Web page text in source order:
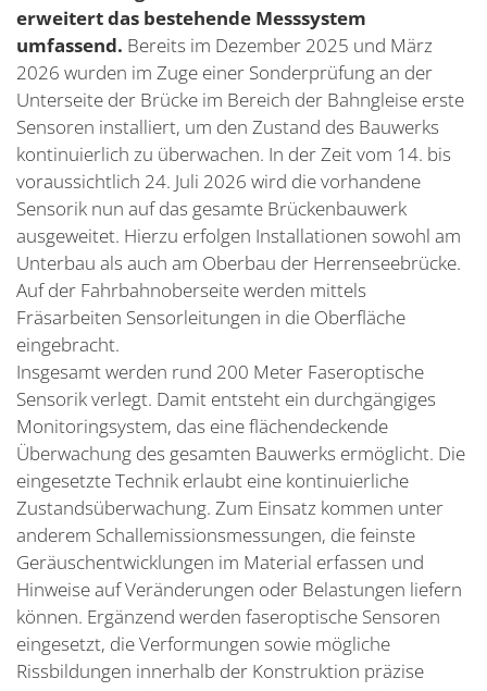
erweitert das bestehende Messsystem
umfassend. Bereits im Dezember 2025 und März
2026 wurden im Zuge einer Sonderprüfung an der
Unterseite der Brücke im Bereich der Bahngleise erste
Sensoren installiert, um den Zustand des Bauwerks
kontinuierlich zu überwachen. In der Zeit vom 14. bis
voraussichtlich 24. Juli 2026 wird die vorhandene
Sensorik nun auf das gesamte Brückenbauwerk
ausgeweitet. Hierzu erfolgen Installationen sowohl am
Unterbau als auch am Oberbau der Herrenseebrücke.
Auf der Fahrbahnoberseite werden mittels
Fräsarbeiten Sensorleitungen in die Oberfläche
eingebracht.
Insgesamt werden rund 200 Meter Faseroptische
Sensorik verlegt. Damit entsteht ein durchgängiges
Monitoringsystem, das eine flächendeckende
Überwachung des gesamten Bauwerks ermöglicht. Die
eingesetzte Technik erlaubt eine kontinuierliche
Zustandsüberwachung. Zum Einsatz kommen unter
anderem Schallemissionsmessungen, die feinste
Geräuschentwicklungen im Material erfassen und
Hinweise auf Veränderungen oder Belastungen liefern
können. Ergänzend werden faseroptische Sensoren
eingesetzt, die Verformungen sowie mögliche
Rissbildungen innerhalb der Konstruktion präzise